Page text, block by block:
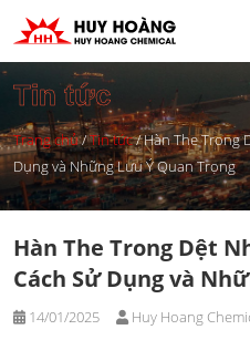
Skip
to
content
Tin tức
Trang chủ/Tin tức/Hàn The Trong
Dụng và Những Lưu Ý Quan Trọng
Hàn The Trong Dệt
Cách Sử Dụng và
14/01/2025 Huy Hoang